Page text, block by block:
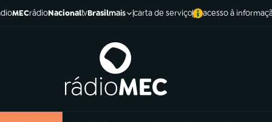
MECrádioNacionaltvBrasilmais carta de serviço acesso à